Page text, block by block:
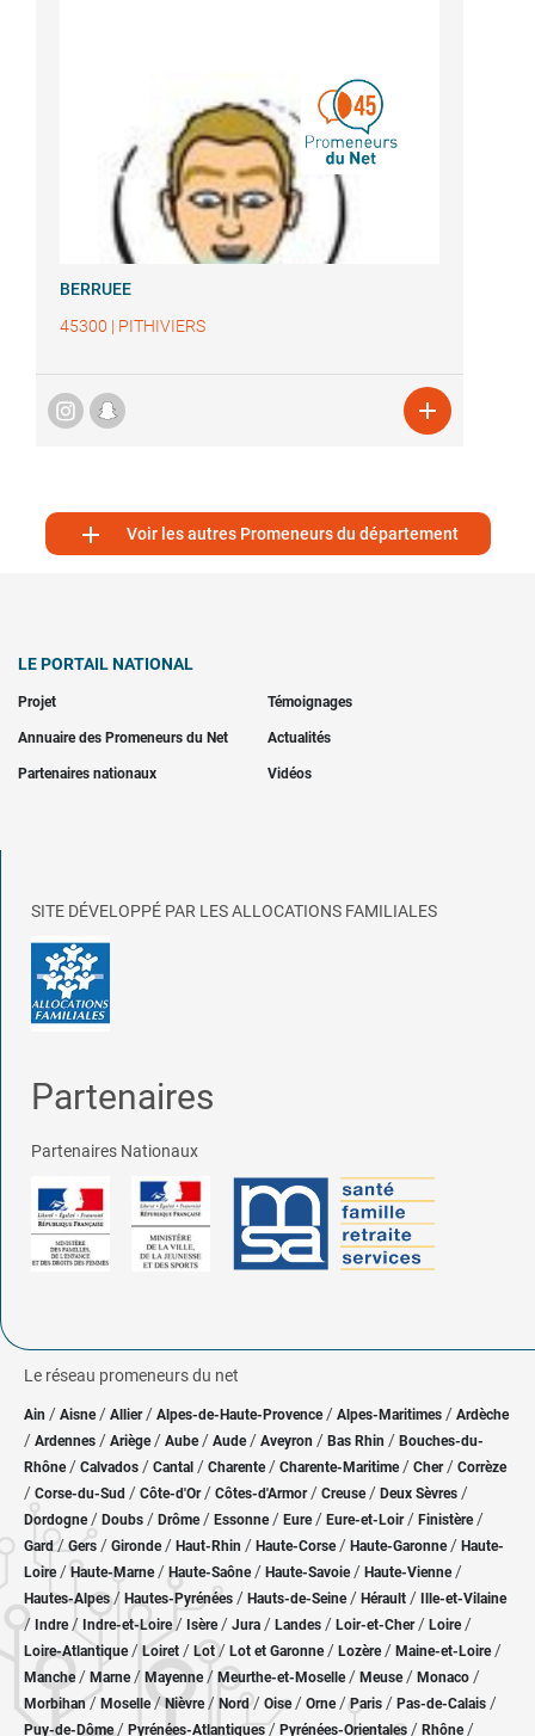
BERRUEE
45300 | PITHIVIERS

 Voir les autres Promeneurs du département
LE PORTAIL NATIONAL
Projet Témoignages
Annuaire des Promeneurs du Net Actualités
Partenaires nationaux Vidéos
SITE DÉVELOPPÉ PAR LES ALLOCATIONS FAMILIALES
Partenaires
Partenaires Nationaux
Le réseau promeneurs du net
Ain / Aisne/ Allier/ Alpes-de-Haute-Provence / Alpes-Maritimes / Ardèche
/ Ardennes / Ariège/ Aube/ Aude / Aveyron / Bas Rhin / Bouches-du-
Rhône/ Calvados / Cantal / Charente / Charente-Maritime/ Cher / Corrèze
/ Corse-du-Sud / Côte-d'Or / Côtes-d'Armor/ Creuse/ Deux Sèvres /
Dordogne/ Doubs / Drôme/ Essonne / Eure/ Eure-et-Loir / Finistère/
Gard/Gers / Gironde/ Haut-Rhin / Haute-Corse/ Haute-Garonne/ Haute-
Loire/Haute-Marne/ Haute-Saône/ Haute-Savoie/ Haute-Vienne/
Hautes-Alpes/ Hautes-Pyrénées / Hauts-de-Seine/ Hérault / Ille-et-Vilaine
/ Indre/ Indre-et-Loire/ Isère/ Jura / Landes / Loir-et-Cher/ Loire/
Loire-Atlantique/ Loiret / Lot/ Lot et Garonne/ Lozère / Maine-et-Loire/
Manche/ Marne/ Mayenne/ Meurthe-et-Moselle/ Meuse/ Monaco /
Morbihan/ Moselle/ Nièvre / Nord/ Oise / Orne/Paris / Pas-de-Calais /
Puy-de-Dôme/ Pyrénées-Atlantiques / Pyrénées-Orientales / Rhône/